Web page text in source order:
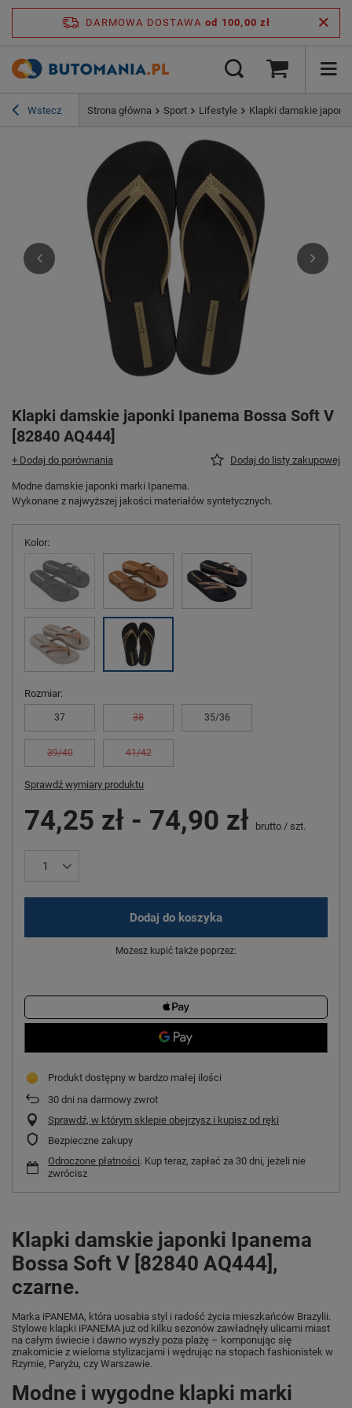
DARMOWA DOSTAWA od 100,00 zł
Wstecz Strona główna Sport Lifestyle Klapki damskie
Klapki damskie japonki Ipanema Bossa Soft V
[82840 AQ444]
+ Dodaj do porównania Dodaj do listy zakupowej
Modne damskie japonki marki Ipanema.
Wykonane z najwyższej jakości materiałów syntetycznych.
Kolor
Rozmiar
37 38 35/36
39/40 41/42
Sprawdź wymiary produktu
74,25 zł - 74,90 zł brutto / szt.
Dodaj do koszyka
Możesz kupić także poprzez:
Produkt dostępny w bardzo małej ilości
30 dni na darmowy zwrot
Sprawdź, w którym sklepie obejrzysz i kupisz od ręki
Bezpieczne zakupy
Odroczone płatności. Kup teraz, zapłać za 30 dni, jeżeli nie
zwrócisz
Klapki damskie japonki Ipanema
Bossa Soft V [82840 AQ444],
czarne.
Marka iPANEMA, która uosabia styl i radość życia mieszkańców Brazylii.
Stylowe klapki iPANEMA już od kilku sezonów zawładnęły ulicami miast
na całym świecie i dawno wyszły poza plażę – komponując się
znakomicie z wieloma stylizacjami i wędrując na stopach fashionistek w
Rzymie, Paryżu, czy Warszawie.
Modne i wygodne klapki marki